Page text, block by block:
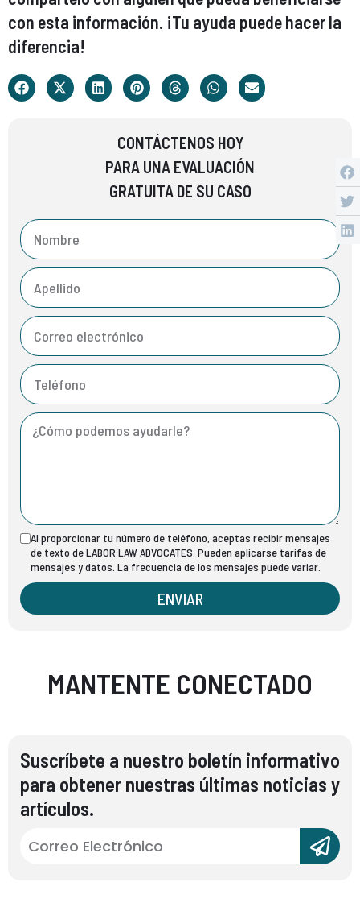
con esta información. ¡Tu ayuda puede hacer la
diferencia!
CONTÁCTENOS HOY
PARA UNA EVALUACIÓN
GRATUITA DE SU CASO
Al proporcionar tu número de teléfono, aceptas recibir mensajes
de texto de LABOR LAW ADVOCATES. Pueden aplicarse tarifas de
mensajes y datos. La frecuencia de los mensajes puede variar.
ENVIAR
MANTENTE CONECTADO
Suscríbete a nuestro boletín informativo
para obtener nuestras últimas noticias y
artículos.